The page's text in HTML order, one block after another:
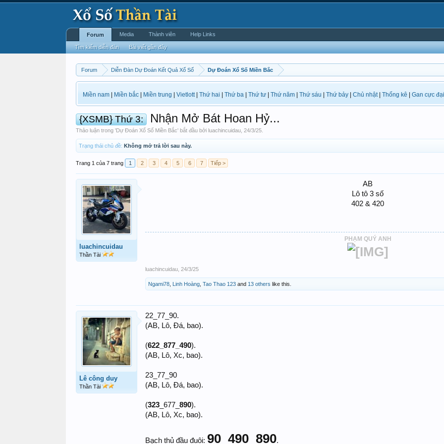
Forum Diễn Đàn Dự Đoán Kết Quả Xổ Số Dự Đoán Xổ Số Miền Bắc
Miền nam Miền bắc Miền trung Vietlott| Thứ hai Thứ ba Thứ tư Thứ năm Thứ sáu Thứ bảy Chủ nhật| Thống kê Gan cực đại
{XSMB} Thứ 3: Nhận Mở Bát Hoan Hỷ...
Thảo luận trong 'Dự Đoán Xổ Số Miền Bắc' bắt đầu bởi luachincuidau 24/3/25
Trạng thái chủ đề: Không mở trả lời sau này.
Trang 1 của 7 trang 1 2 3 4 5 6 7 Tiếp >
luachincuidau
Thần Tài
AB
Lô tô 3 số
402 & 420​
PHẠM QUÝ ANH
luachincuidau 24/3/25
Ngami78 Linh Hoàng Tao Thao 123 and 13 others like this.
Lê công duy
Thần Tài
22_77_90.
(AB, Lô, Đá, bao).
(622_877_490).
(AB, Lô, Xc, bao).
23_77_90
(AB, Lô, Đá, bao).
(323 _677_ 890).
(AB, Lô, Xc, bao).
Bạch thủ đầu đuôi: 90_490_890.
Forum
Tìm kiếm diễn đàn Bài viết gần đây
Media Thành viên Help Links